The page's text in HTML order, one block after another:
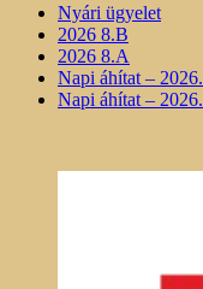
Nyári ügyelet
2026 8.B
2026 8.A
Napi áhítat –
Napi áhítat –